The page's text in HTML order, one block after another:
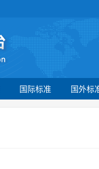
国际标准 国外标